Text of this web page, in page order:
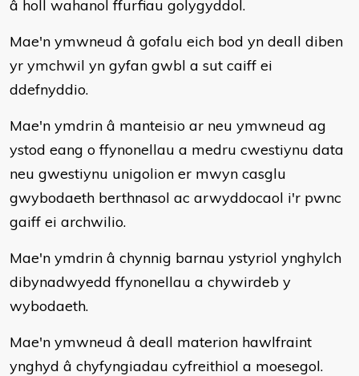
â holl wahanol ffurfiau golygyddol.
Mae'n ymwneud â gofalu eich bod yn deall diben
yr ymchwil yn gyfan gwbl a sut caiff ei
ddefnyddio.
Mae'n ymdrin â manteisio ar neu ymwneud ag
ystod eang o ffynonellau a medru cwestiynu data
neu gwestiynu unigolion er mwyn casglu
gwybodaeth berthnasol ac arwyddocaol i'r pwnc
gaiff ei archwilio.
Mae'n ymdrin â chynnig barnau ystyriol ynghylch
dibynadwyedd ffynonellau a chywirdeb y
wybodaeth.
Mae'n ymwneud â deall materion hawlfraint
ynghyd â chyfyngiadau cyfreithiol a moesegol.